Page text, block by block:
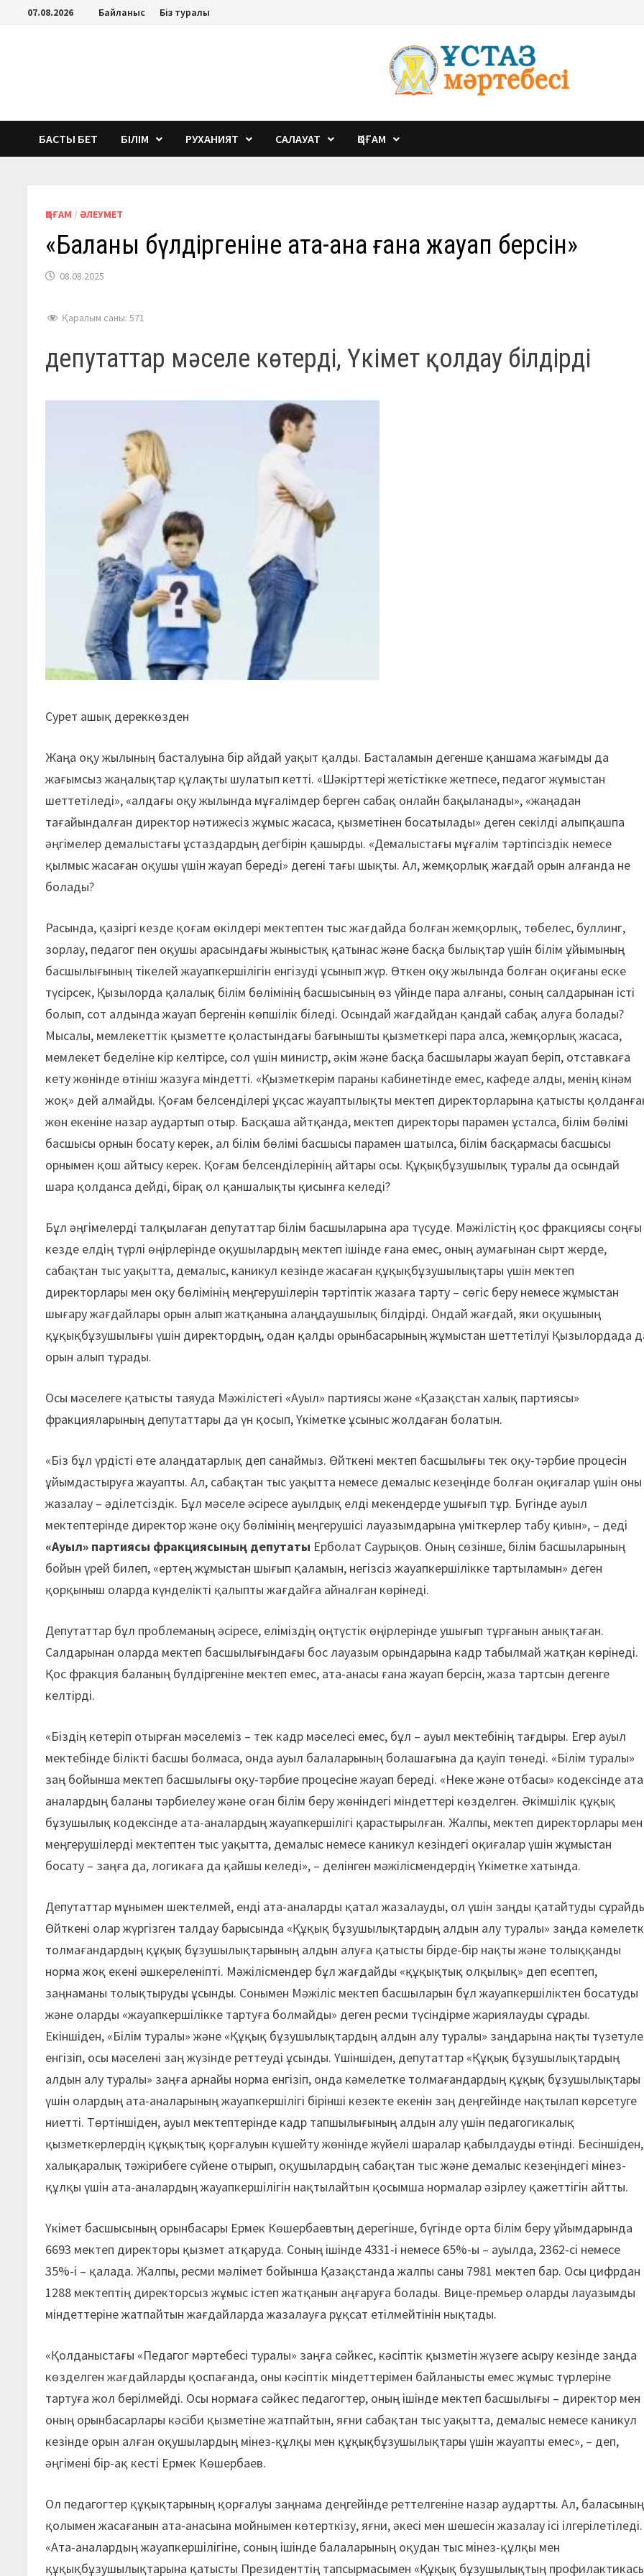
Перейти07.08.2026 Байланыс Біз туралы
БАСТЫ БЕТ БІЛІМ РУХАНИЯТ САЛАУАТ ҚОҒАМ
ҚОҒАМ /ӘЛЕУМЕТ
«Баланың бүлдіргеніне ата-ана ғана жауап берсін»
08.08.2025
Қаралым саны: 571
депутаттар мәселе көтерді, Үкімет қолдау білдірді
Сурет ашық дереккөзден
Жаңа оқу жылының басталуына бір айдай уақыт қалды. Басталамын дегенше қаншама жағымды да
жағымсыз жаңалықтар құлақты шулатып кетті. «Шәкірттері жетістікке жетпесе, педагог жұмыстан
шеттетіледі», «алдағы оқу жылында мұғалімдер берген сабақ онлайн бақыланады», «жаңадан
тағайындалған директор нәтижесіз жұмыс жасаса, қызметінен босатылады» деген секілді алыпқашпа
әңгімелер демалыстағы ұстаздардың дегбірін қашырды. «Демалыстағы мұғалім тәртіпсіздік немесе
қылмыс жасаған оқушы үшін жауап береді» дегені тағы шықты. Ал, жемқорлық жағдай орын алғанда не
болады?
Расында, қазіргі кезде қоғам өкілдері мектептен тыс жағдайда болған жемқорлық, төбелес, буллинг,
зорлау, педагог пен оқушы арасындағы жыныстық қатынас және басқа былықтар үшін білім ұйымының
басшылығының тікелей жауапкершілігін енгізуді ұсынып жүр. Өткен оқу жылында болған оқиғаны еске
түсірсек, Қызылорда қалалық білім бөлімінің басшысының өз үйінде пара алғаны, соның салдарынан істі
болып, сот алдында жауап бергенін көпшілік біледі. Осындай жағдайдан қандай сабақ алуға болады?
Мысалы, мемлекеттік қызметте қоластындағы бағынышты қызметкері пара алса, жемқорлық жасаса,
мемлекет беделіне кір келтірсе, сол үшін министр, әкім және басқа басшылары жауап беріп, отставкаға
кету жөнінде өтініш жазуға міндетті. «Қызметкерім параны кабинетінде емес, кафеде алды, менің кінәм
жоқ» дей алмайды. Қоғам белсенділері ұқсас жауаптылықты мектеп директорларына қатысты
жөн екеніне назар аудартып отыр. Басқаша айтқанда, мектеп директоры парамен ұсталса, білім бөлімі
басшысы орнын босату керек, ал білім бөлімі басшысы парамен шатылса, білім басқармасы басшысы
орнымен қош айтысу керек. Қоғам белсенділерінің айтары осы. Құқықбұзушылық туралы да осындай
шара қолданса дейді, бірақ ол қаншалықты қисынға келеді?
Бұл әңгімелерді талқылаған депутаттар білім басшыларына ара түсуде. Мәжілістің қос фракциясы соңғы
кезде елдің түрлі өңірлерінде оқушылардың мектеп ішінде ғана емес, оның аумағынан сырт жерде,
сабақтан тыс уақытта, демалыс, каникул кезінде жасаған құқықбұзушылықтары үшін мектеп
директорлары мен оқу бөлімінің меңгерушілерін тәртіптік жазаға тарту – сөгіс беру немесе жұмыстан
шығару жағдайлары орын алып жатқанына алаңдаушылық білдірді. Ондай жағдай, яки оқушының
құқықбұзушылығы үшін директордың, одан қалды орынбасарының жұмыстан шеттетілуі Қызылордада
орын алып тұрады.
Осы мәселеге қатысты таяуда Мәжілістегі «Ауыл» партиясы және «Қазақстан халық партиясы»
фракцияларының депутаттары да үн қосып, Үкіметке ұсыныс жолдаған болатын.
«Біз бұл үрдісті өте алаңдатарлық деп санаймыз. Өйткені мектеп басшылығы тек оқу-тәрбие процесін
ұйымдастыруға жауапты. Ал, сабақтан тыс уақытта немесе демалыс кезеңінде болған оқиғалар үшін оны
жазалау – әділетсіздік. Бұл мәселе әсіресе ауылдық елді мекендерде ушығып тұр. Бүгінде ауыл
мектептерінде директор және оқу бөлімінің меңгерушісі лауазымдарына үміткерлер табу қиын», – деді
«Ауыл» партиясы фракциясының депутаты Ерболат Саурықов. Оның сөзінше, білім басшыларының
бойын үрей билеп, «ертең жұмыстан шығып қаламын, негізсіз жауапкершілікке тартыламын» деген
қорқыныш оларда күнделікті қалыпты жағдайға айналған көрінеді.
Депутаттар бұл проблеманың әсіресе, еліміздің оңтүстік өңірлерінде ушығып тұрғанын анықтаған.
Салдарынан оларда мектеп басшылығындағы бос лауазым орындарына кадр табылмай жатқан көрінеді.
Қос фракция баланың бүлдіргеніне мектеп емес, ата-анасы ғана жауап берсін, жаза тартсын дегенге
келтірді.
«Біздің көтеріп отырған мәселеміз – тек кадр мәселесі емес, бұл – ауыл мектебінің тағдыры. Егер ауыл
мектебінде білікті басшы болмаса, онда ауыл балаларының болашағына да қауіп төнеді. «Білім туралы»
заң бойынша мектеп басшылығы оқу-тәрбие процесіне жауап береді. «Неке және отбасы» кодексінде
аналардың баланы тәрбиелеу және оған білім беру жөніндегі міндеттері көзделген. Әкімшілік құқық
бұзушылық кодексінде ата-аналардың жауапкершілігі қарастырылған. Жалпы, мектеп директорлары мен
меңгерушілерді мектептен тыс уақытта, демалыс немесе каникул кезіндегі оқиғалар үшін жұмыстан
босату – заңға да, логикаға да қайшы келеді», – делінген мәжілісмендердің Үкіметке хатында.
Депутаттар мұнымен шектелмей, енді ата-аналарды қатал жазалауды, ол үшін заңды қатайтуды
Өйткені олар жүргізген талдау барысында «Құқық бұзушылықтардың алдын алу туралы» заңда
толмағандардың құқық бұзушылықтарының алдын алуға қатысты бірде-бір нақты және толыққанды
норма жоқ екені әшкереленіпті. Мәжілісмендер бұл жағдайды «құқықтық олқылық» деп есептеп,
заңнаманы толықтыруды ұсынды. Сонымен Мәжіліс мектеп басшыларын бұл жауапкершіліктен босатуды
және оларды «жауапкершілікке тартуға болмайды» деген ресми түсіндірме жариялауды сұрады.
Екіншіден, «Білім туралы» және «Құқық бұзушылықтардың алдын алу туралы» заңдарына нақты
енгізіп, осы мәселені заң жүзінде реттеуді ұсынды. Үшіншіден, депутаттар «Құқық бұзушылықтардың
алдын алу туралы» заңға арнайы норма енгізіп, онда кәмелетке толмағандардың құқық бұзушылықтары
үшін олардың ата-аналарының жауапкершілігі бірінші кезекте екенін заң деңгейінде нақтылап көрсетуге
ниетті. Төртіншіден, ауыл мектептерінде кадр тапшылығының алдын алу үшін педагогикалық
қызметкерлердің құқықтық қорғалуын күшейту жөнінде жүйелі шаралар қабылдауды өтінді. Бесіншіден,
халықаралық тәжірибеге сүйене отырып, оқушылардың сабақтан тыс және демалыс кезеңіндегі мінез-
құлқы үшін ата-аналардың жауапкершілігін нақтылайтын қосымша нормалар әзірлеу қажеттігін айтты.
Үкімет басшысының орынбасары Ермек Көшербаевтың дерегінше, бүгінде орта білім беру ұйымдарында
6693 мектеп директоры қызмет атқаруда. Соның ішінде 4331-і немесе 65%-ы – ауылда, 2362-сі немесе
35%-і – қалада. Жалпы, ресми мәлімет бойынша Қазақстанда жалпы саны 7981 мектеп бар. Осы цифрдан
1288 мектептің директорсыз жұмыс істеп жатқанын аңғаруға болады. Вице-премьер оларды лауазымды
міндеттеріне жатпайтын жағдайларда жазалауға рұқсат етілмейтінін нықтады.
«Қолданыстағы «Педагог мәртебесі туралы» заңға сәйкес, кәсіптік қызметін жүзеге асыру кезінде заңда
көзделген жағдайларды қоспағанда, оны кәсіптік міндеттерімен байланысты емес жұмыс түрлеріне
тартуға жол берілмейді. Осы нормаға сәйкес педагогтер, оның ішінде мектеп басшылығы – директор мен
оның орынбасарлары кәсіби қызметіне жатпайтын, яғни сабақтан тыс уақытта, демалыс немесе каникул
кезінде орын алған оқушылардың мінез-құлқы мен құқықбұзушылықтары үшін жауапты емес», – деп,
әңгімені бір-ақ кесті Ермек Көшербаев.
Ол педагогтер құқықтарының қорғалуы заңнама деңгейінде реттелгеніне назар аудартты. Ал, баласының
қолымен жасағанын ата-анасына мойнымен көтерткізу, яғни, әкесі мен шешесін жазалау ісі ілгерілетіледі.
«Ата-аналардың жауапкершілігіне, соның ішінде балаларының оқудан тыс мінез-құлқы мен
құқықбұзушылықтарына қатысты Президенттің тапсырмасымен «Құқық бұзушылықтың